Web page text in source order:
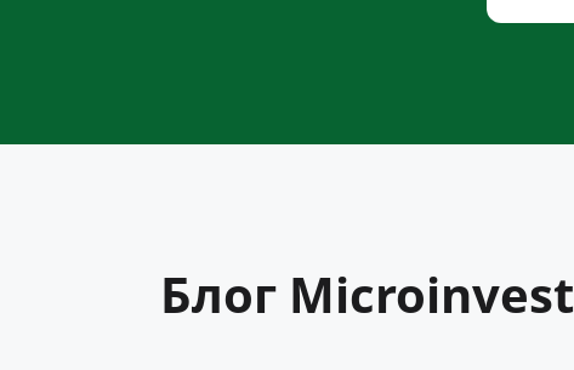
Блог Microinvest